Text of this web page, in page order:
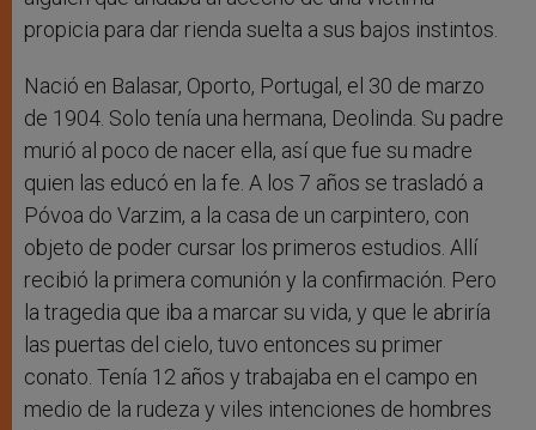
propicia para dar rienda suelta a sus bajos instintos.
Nació en Balasar, Oporto, Portugal, el 30 de marzo
de 1904. Solo tenía una hermana, Deolinda. Su padre
murió al poco de nacer ella, así que fue su madre
quien las educó en la fe. A los 7 años se trasladó a
Póvoa do Varzim, a la casa de un carpintero, con
objeto de poder cursar los primeros estudios. Allí
recibió la primera comunión y la confirmación. Pero
la tragedia que iba a marcar su vida, y que le abriría
las puertas del cielo, tuvo entonces su primer
conato. Tenía 12 años y trabajaba en el campo en
medio de la rudeza y viles intenciones de hombres